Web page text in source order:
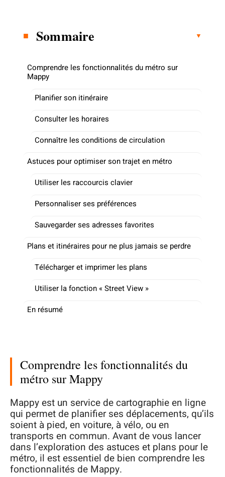
Sommaire
Comprendre les fonctionnalités du métro sur
Mappy
Planifier son itinéraire
Consulter les horaires
Connaître les conditions de circulation
Astuces pour optimiser son trajet en métro
Utiliser les raccourcis clavier
Personnaliser ses préférences
Sauvegarder ses adresses favorites
Plans et itinéraires pour ne plus jamais se perdre
Télécharger et imprimer les plans
Utiliser la fonction « Street View »
En résumé
Comprendre les fonctionnalités du
métro sur Mappy
Mappy est un service de cartographie en ligne
qui permet de planifier ses déplacements, qu’ils
soient à pied, en voiture, à vélo, ou en
transports en commun. Avant de vous lancer
dans l’exploration des astuces et plans pour le
métro, il est essentiel de bien comprendre les
fonctionnalités de Mappy.